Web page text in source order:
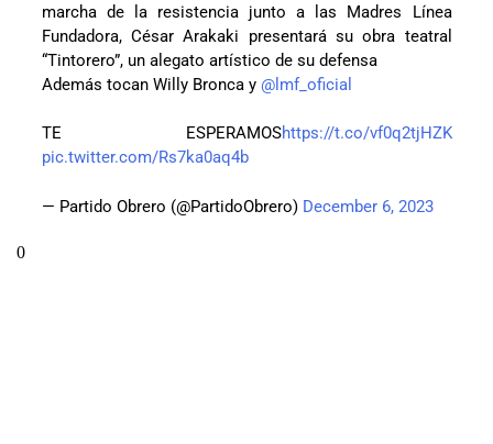
marcha de la resistencia junto a las Madres Línea
Fundadora, César Arakaki presentará su obra teatral
“Tintorero”, un alegato artístico de su defensa
Además tocan Willy Bronca y @lmf_oficial
TE ESPERAMOShttps://t.co/vf0q2tjHZK
pic.twitter.com/Rs7ka0aq4b
— Partido Obrero (@PartidoObrero) December 6, 2023